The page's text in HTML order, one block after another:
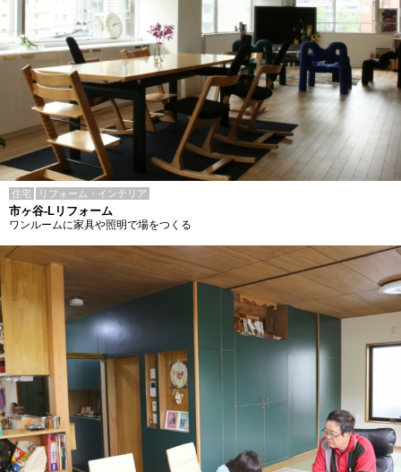
住宅 リフォーム・インテリア
市ヶ谷-Lリフォーム
ワンルームに家具や照明で場をつくる